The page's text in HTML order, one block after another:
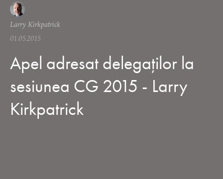
Larry Kirkpatrick
01.05.2015
Apel adresat delegaților la
sesiunea CG 2015 - Larry
Kirkpatrick